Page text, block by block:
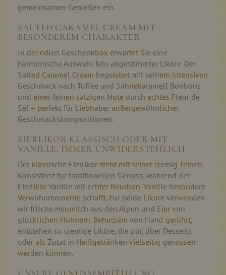
gemeinsamen Genießen ein.
SALTED CARAMEL CREAM MIT
BESONDEREM CHARAKTER
In der edlen Geschenkbox erwartet Sie eine
harmonische Auswahl fein abgestimmter Liköre. Der
Salted Caramel Cream begeistert mit seinem intensiven
Geschmack nach Toffee und Sahnekaramell Bonbons
und einer feinen salzigen Note durch echtes Fleur de
Sel – perfekt für Liebhaber außergewöhnlicher
Geschmackskompositionen.
EIERLIKÖR KLASSISCH ODER MIT
VANILLE, IMMER UNWIDERSTEHLICH
Der klassische Eierlikör steht mit seiner cremig-feinen
Konsistenz für traditionellen Genuss, während der
Eierlikör Vanille mit echter Bourbon-Vanille besondere
Verwöhnmomente schafft. Für beide Liköre verwenden
wir frische Heumilch aus den Alpen und Eier von
glücklichen Hühnern. Behutsam von Hand gerührt,
entstehen so cremige Liköre, die pur, über Desserts
oder als Zutat in Heißgetränken vielseitig genossen
werden können.